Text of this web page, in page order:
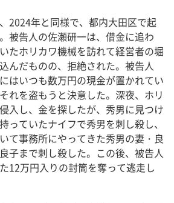
2024年と同様で、都内大田区で起
被告人の佐瀬研一は、借金に追わ
たホリカワ機械を訪れて経営者の堀
んだものの、拒絶された。被告人
はいつも数万円の現金が置かれてい
れを盗もうと決意した。深夜、ホリ
入し、金を探したが、秀男に見つけ
っていたナイフで秀男を刺し殺し、
て事務所にやってきた秀男の妻・良
子まで刺し殺した。この後、被告人
12万円入りの封筒を奪って逃走し